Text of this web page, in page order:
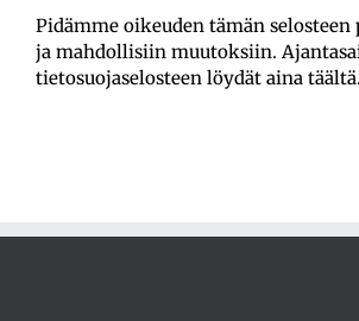
Pidämme oikeuden tämän
ja mahdollisiin muutoksiin.
tietosuojaselosteen löydät aina täältä.